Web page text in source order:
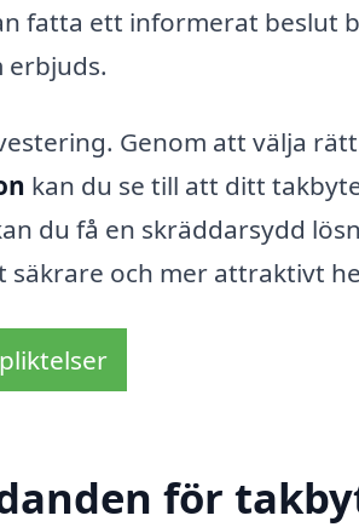
fatta ett informerat beslut
erbjuds.
Genom att välja
kan du se till att ditt
du få en skräddarsydd
och mer attraktivt
för